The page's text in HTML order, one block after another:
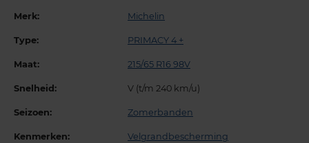
Merk: Michelin
Type: PRIMACY 4 +
Maat: 215/65 R16 98V
Snelheid: V (t/m 240 km/u)
Seizoen: Zomerbanden
Kenmerken: Velgrandbescherming